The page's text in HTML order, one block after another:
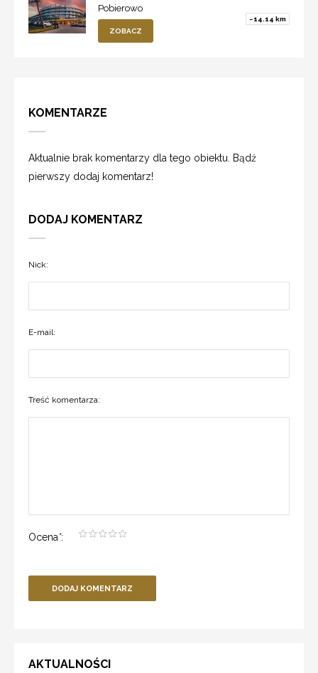
Pobierowo
~14.14 km
ZOBACZ
KOMENTARZE
Aktualnie brak komentarzy dla tego obiektu. Bądź
pierwszy dodaj komentarz!
DODAJ KOMENTARZ
Nick:
E-mail:
Treść komentarza:
Ocena*:
DODAJ KOMENTARZ
AKTUALNOŚCI